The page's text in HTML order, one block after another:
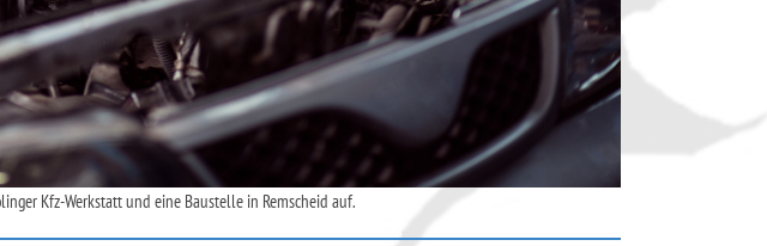
Kfz-Werkstatt und eine Baustelle in Remscheid auf.